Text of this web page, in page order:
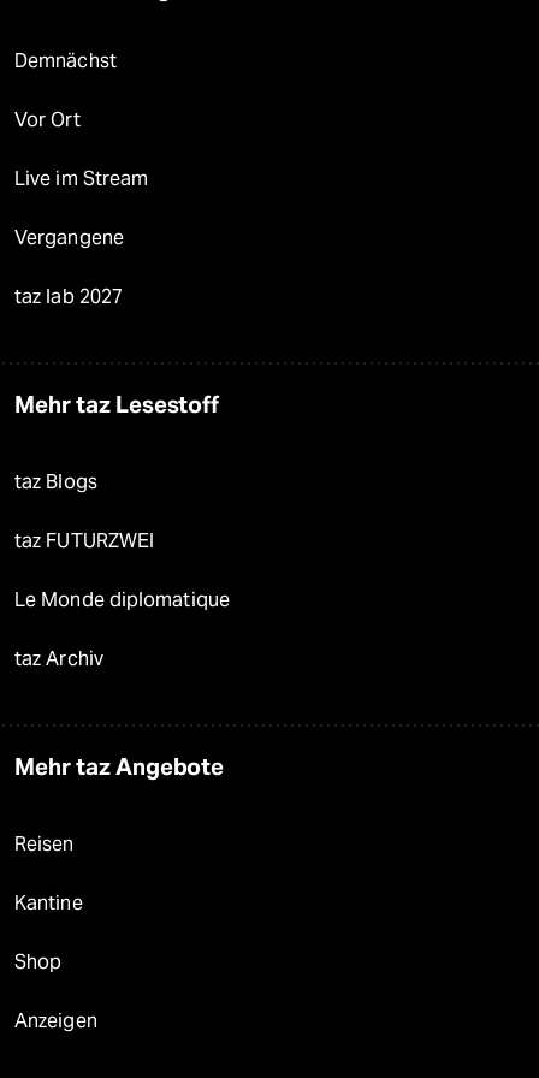
Demnächst
Vor Ort
Live im Stream
Vergangene
taz lab 2027
Mehr taz Lesestoff
taz Blogs
taz FUTURZWEI
Le Monde diplomatique
taz Archiv
Mehr taz Angebote
Reisen
Kantine
Shop
Anzeigen